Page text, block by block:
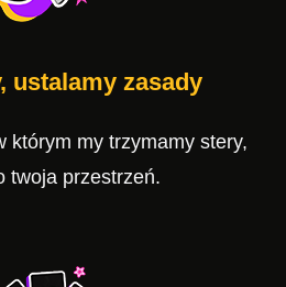
ustalamy zasady
którym my trzymamy stery,
twoja przestrzeń.